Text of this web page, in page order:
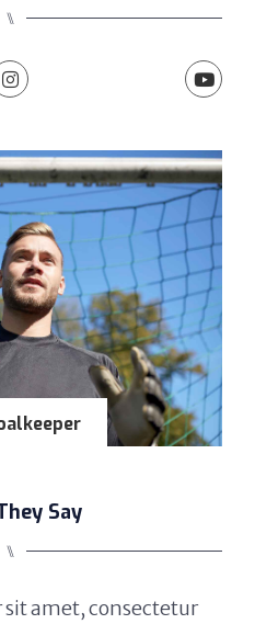
⑊
Say
⑊
sit amet, consectetur